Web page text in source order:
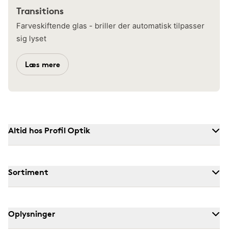
Transitions
Farveskiftende glas - briller der automatisk tilpasser
sig lyset
Læs mere
Altid hos Profil Optik
Sortiment
Oplysninger